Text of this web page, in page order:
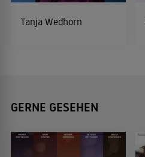
Tanja Wedhorn
GERNE GESEHEN